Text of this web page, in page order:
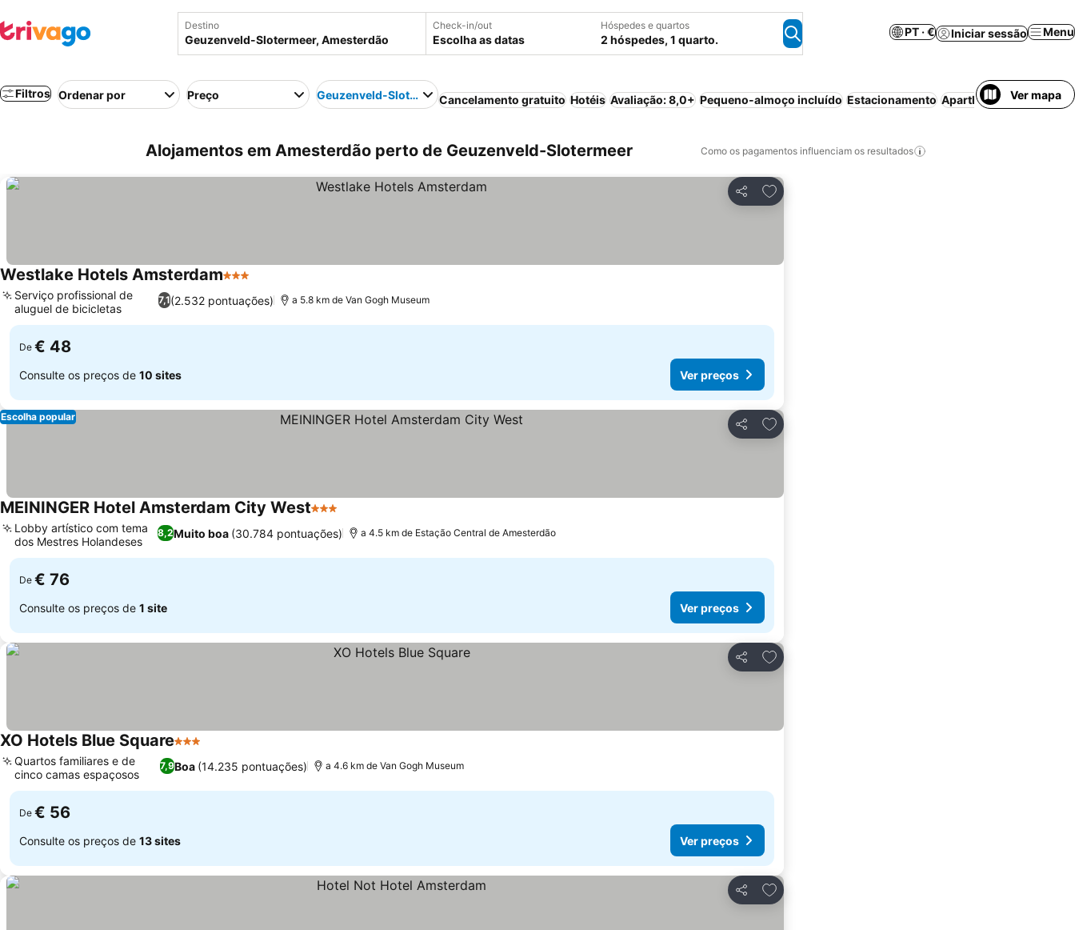
Destino Check-in/out
Escolha as datas
Hóspedes e quartos
2 hóspedes, 1 quarto.
PT · € Iniciar sessão Menu
Filtros Ordenar por Preço Geuzenveld-SlotermeerCancelamento gratuito Hotéis Avaliação: 8,0+ Pequeno-almoço incluído Estacionamento Aparthotel Ar
Ver mapa
Alojamentos em Amesterdão perto de Geuzenveld-Slotermeer Como os pagamentos influenciam os resultados
Partilhar
Adicionar aos favoritos
Westlake Hotels Amsterdam3 Estrelas
7,1(2.532 pontuações)
Serviço profissional de
aluguel de bicicletas
a 5.8 km de Van Gogh Museum
De € 48
Consulte os preços de 10 sites Ver preços
Partilhar
Adicionar aos favoritos
Escolha popular
MEININGER Hotel Amsterdam City West3 Estrelas
8,2Muito boa (30.784 pontuações)
Lobby artístico com tema
dos Mestres Holandeses
a 4.5 km de Estação Central de Amesterdão
De € 76
Consulte os preços de 1 site Ver preços
Partilhar
Adicionar aos favoritos
XO Hotels Blue Square3 Estrelas
7,9Boa (14.235 pontuações)
Quartos familiares e de
cinco camas espaçosos
a 4.6 km de Van Gogh Museum
De € 56
Consulte os preços de 13 sites Ver preços
Partilhar
Adicionar aos favoritos